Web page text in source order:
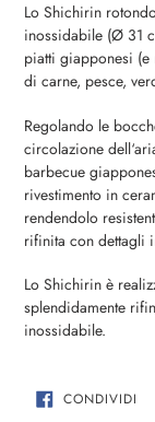
Lo Shichirin
inossidabile (Ø 31
piatti giapponesi
di carne, pesce,
Regolando le
circolazione
barbecue
rivestimento in
rendendolo
rifinita con dettagli
Lo Shichirin è
splendidamente
inossidabile.
CONDIVIDI